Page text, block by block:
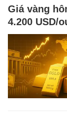
Giá vàng
4.200 USD/